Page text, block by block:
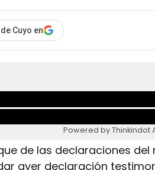
Cuyo en
Powered by Thinkindot
de las declaraciones del
ayer declaración